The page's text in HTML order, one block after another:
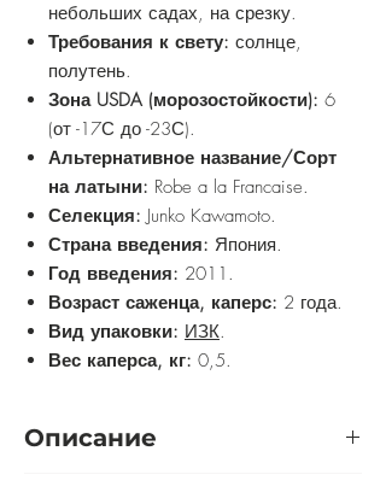
небольших садах, на срезку.
Требования к свету: солнце,
полутень.
Зона USDA (морозостойкости): 6
(от -17С до -23С).
Альтернативное название/Сорт
на латыни: Robe a la Francaise.
Селекция:Junko Kawamoto.
Страна введения: Япония.
Год введения: 2011.
Возраст саженца, каперс: 2 года.
Вид упаковки: ИЗК.
Вес каперса, кг: 0,5.
Описание